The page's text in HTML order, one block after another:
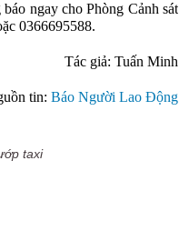
ngay cho Phòng Cảnh sát
0366695588.
Tác giả: Tuấn Minh
tin: Báo Người Lao Động
taxi